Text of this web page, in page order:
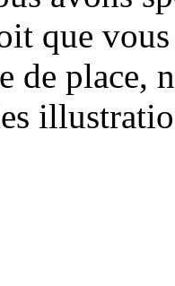
que
de place,